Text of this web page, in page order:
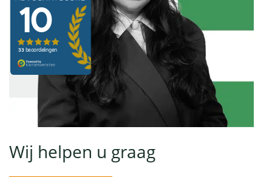
Wij helpen u graag